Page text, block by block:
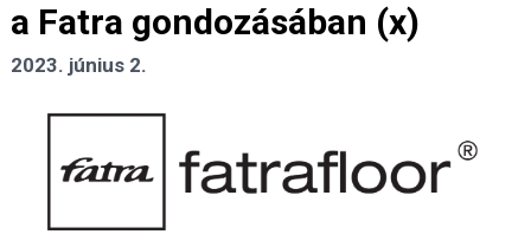
a Fatra gondozásában (x)
2023. június 2.